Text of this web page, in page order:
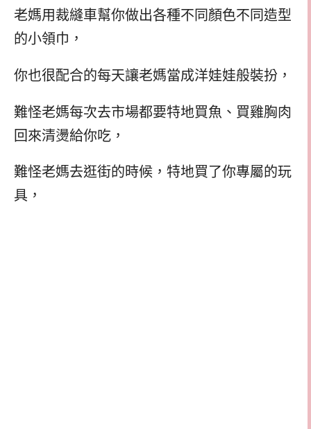
老媽用裁縫車幫你做出各種不同顏色不同造型
的小領巾，
你也很配合的每天讓老媽當成洋娃娃般裝扮，
難怪老媽每次去市場都要特地買魚、買雞胸肉
回來清燙給你吃，
難怪老媽去逛街的時候，特地買了你專屬的玩
具，